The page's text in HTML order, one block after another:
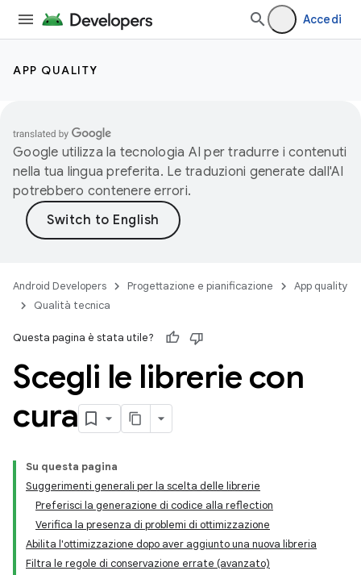
Accedi
APP QUALITY
Google utilizza la tecnologia AI per tradurre i contenuti
nella tua lingua preferita. Le traduzioni generate dall'AI
potrebbero contenere errori.
Android Developers Progettazione e pianificazione
App quality
Qualità tecnica
Questa pagina è stata utile?
Scegli le librerie con
cura
Su questa pagina
Suggerimenti generali per la scelta delle librerie
Preferisci la generazione di codice alla reflection
Verifica la presenza di problemi di ottimizzazione
Abilita l'ottimizzazione dopo aver aggiunto una nuova libreria
Filtra le regole di conservazione errate (avanzato)